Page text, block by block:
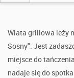
Wiata grillowa leży
Sosny". Jest
miejsce do
nadaje się do